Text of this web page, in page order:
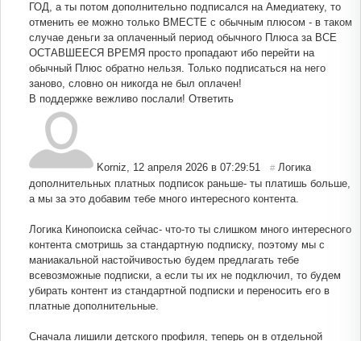
ГОД, а ты потом дополнительно подписался на Амедиатеку, то
отменить ее можно только ВМЕСТЕ с обычным плюсом - в таком
случае деньги за оплаченный период обычного Плюса за ВСЕ
ОСТАВШЕЕСЯ ВРЕМЯ просто пропадают ибо перейти на
обычный Плюс обратно нельзя. Только подписаться на него
заново, словно он никогда не был оплачен!
В поддержке вежливо послали! Ответить
Korniz, 12 апреля 2026 в 07:29:51 # Логика
дополнительных платных подписок раньше- ты платишь больше,
а мы за это добавим тебе много интересного контента.
Логика Кинопоиска сейчас- что-то ты слишком много интересного
контента смотришь за стандартную подписку, поэтому мы с
маниакальной настойчивостью будем предлагать тебе
всевозможные подписки, а если ты их не подключил, то будем
убирать контент из стандартной подписки и переносить его в
платные дополнительные.
Сначала лишили детского профиля, теперь он в отдельной